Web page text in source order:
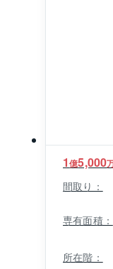
1億5,000
間取り：
専有面積：
所在階：